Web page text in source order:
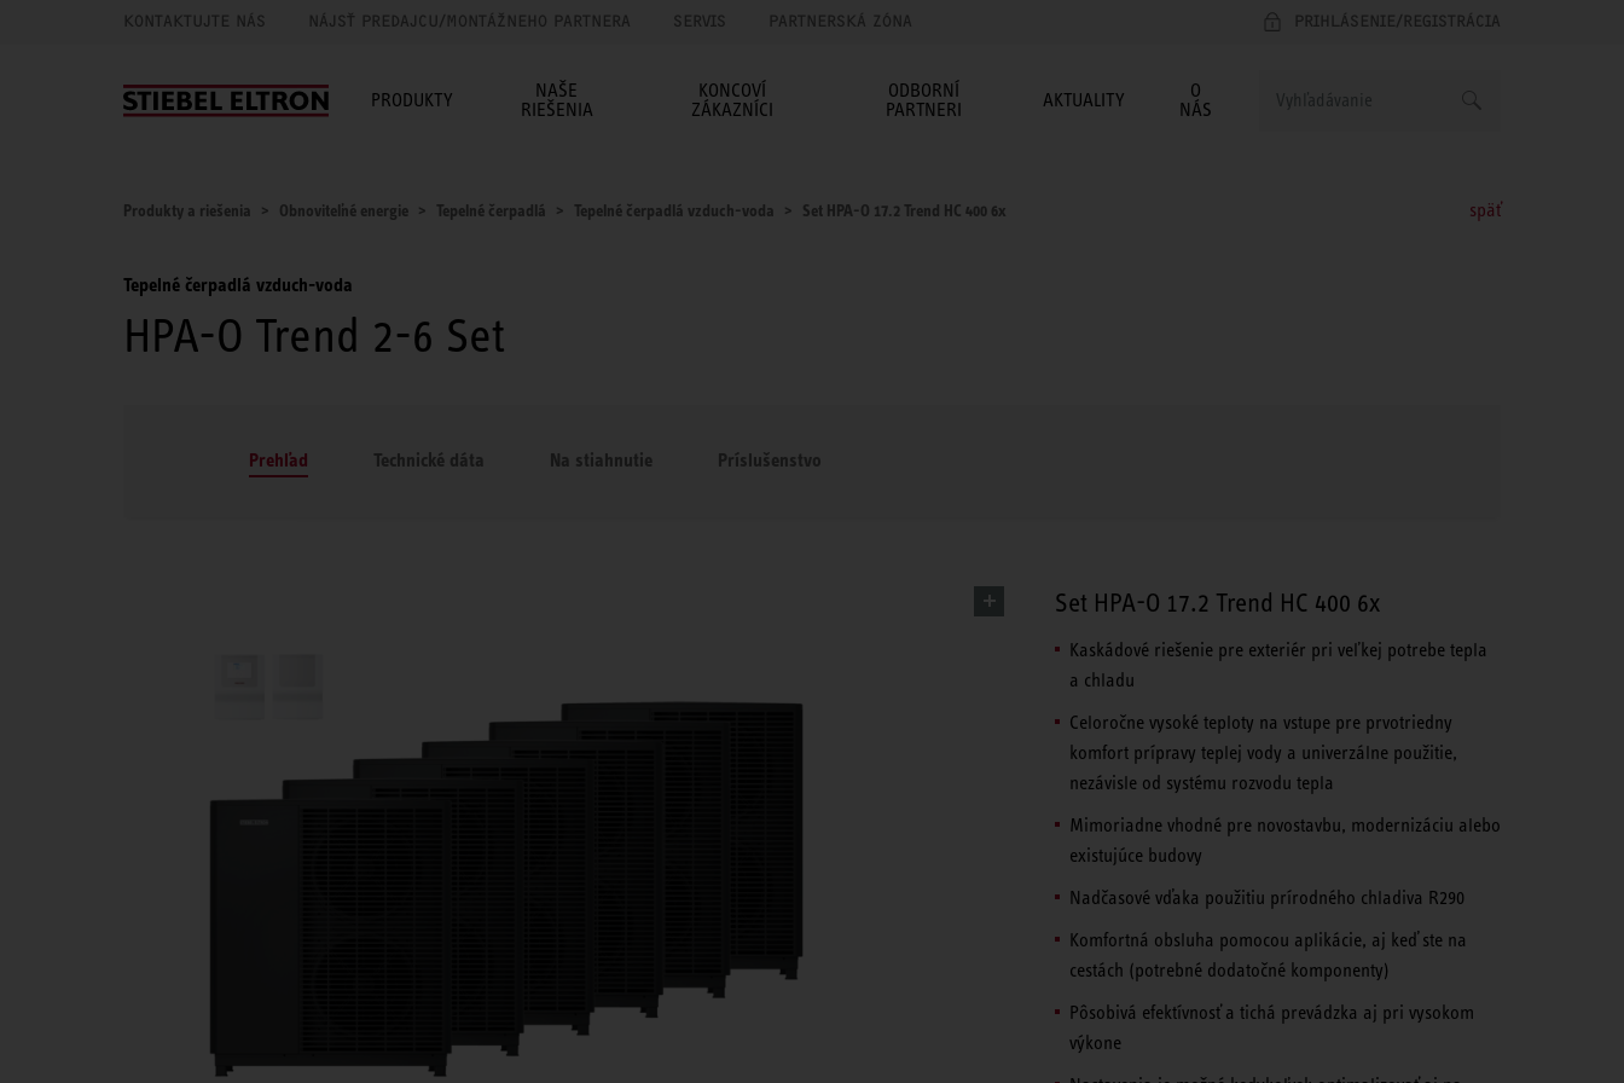
KONTAKTUJTE NÁS NÁJSŤ PREDAJCU/MONTÁŽNEHO PARTNERA SERVIS PARTNERSKÁ ZÓNA PRIHLÁSENIE/REGISTRÁCIA
PRODUKTY
NAŠE
RIEŠENIA
KONCOVÍ
ZÁKAZNÍCI
ODBORNÍ
PARTNERI
AKTUALITY
O
NÁS
Produkty a riešenia Obnoviteľné energie Tepelné čerpadlá Tepelné čerpadlá vzduch-voda Set HPA-O 17.2 Trend HC 400 6x späť
Tepelné čerpadlá vzduch-voda
HPA-O Trend 2-6 Set
Prehľad Technické dáta Na stiahnutie Príslušenstvo
Set HPA-O 17.2 Trend HC 400 6x
Kaskádové riešenie pre exteriér pri veľkej potrebe tepla
a chladu
Celoročne vysoké teploty na vstupe pre prvotriedny
komfort prípravy teplej vody a univerzálne použitie,
nezávisle od systému rozvodu tepla
Mimoriadne vhodné pre novostavbu, modernizáciu alebo
existujúce budovy
Nadčasové vďaka použitiu prírodného chladiva R290
Komfortná obsluha pomocou aplikácie, aj keď ste na
cestách (potrebné dodatočné komponenty)
Pôsobivá efektívnosť a tichá prevádzka aj pri vysokom
výkone